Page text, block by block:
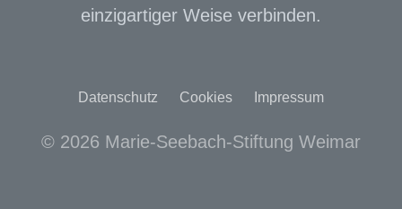
einzigartiger Weise verbinden.
Datenschutz Cookies Impressum
© 2026 Marie-Seebach-Stiftung Weimar